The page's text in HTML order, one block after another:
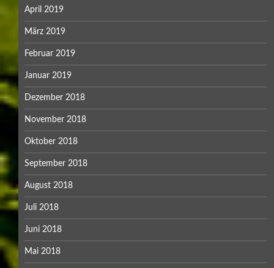
April 2019
März 2019
Februar 2019
Januar 2019
Dezember 2018
November 2018
Oktober 2018
September 2018
August 2018
Juli 2018
Juni 2018
Mai 2018